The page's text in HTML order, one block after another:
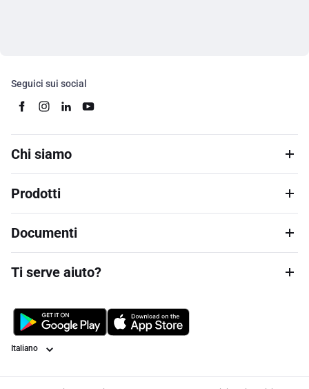
Seguici sui social
Chi siamo
Prodotti
Documenti
Ti serve aiuto?
Lingua